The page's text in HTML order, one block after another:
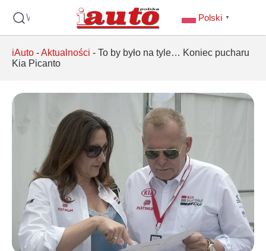
Wyszukaj Polski ▼
iAuto -Aktualności - To by było na tyle… Koniec pucharu
Kia Picanto